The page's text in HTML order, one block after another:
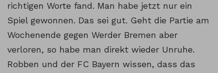
richtigen Worte fand. Man habe jetzt nur ein
Spiel gewonnen. Das sei gut. Geht die Partie am
Wochenende gegen Werder Bremen aber
verloren, so habe man direkt wieder Unruhe.
Robben und der FC Bayern wissen, dass das